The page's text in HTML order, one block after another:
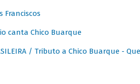
Franciscos
canta Chico Buarque
/ Tributo a Chico Buarque -